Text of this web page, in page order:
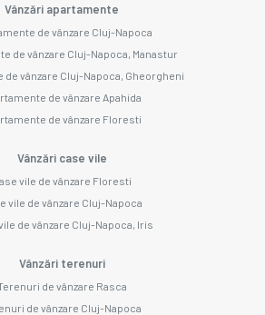
Vânzări apartamente
de vânzare Cluj-Napoca
de vânzare Cluj-Napoca, Manastur
de vânzare Cluj-Napoca, Gheorgheni
de vânzare Apahida
de vânzare Floresti
Vânzări case vile
vile de vânzare Floresti
vile de vânzare Cluj-Napoca
de vânzare Cluj-Napoca, Iris
Vânzări terenuri
de vânzare Rasca
de vânzare Cluj-Napoca